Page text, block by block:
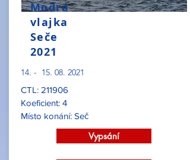
Modrá
vlajka
Seče
2021
14. - 15. 08. 2021
CTL: 211906
Koeficient: 4
Místo konání: Seč
Vypsání